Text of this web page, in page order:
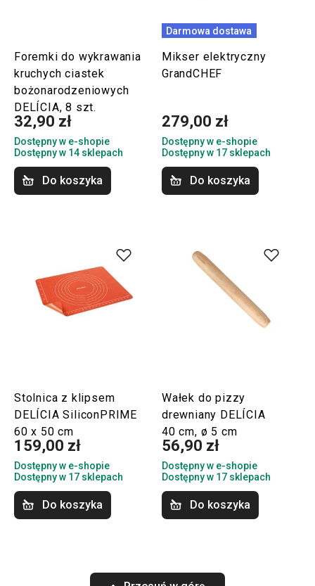
Foremki do wykrawania
kruchych ciastek
bożonarodzeniowych
DELÍCIA, 8 szt.
32,90 zł
Dostępny w e-shopie
Dostępny w 14 sklepach
Do koszyka
Darmowa dostawa
Mikser elektryczny
GrandCHEF
279,00 zł
Dostępny w e-shopie
Dostępny w 17 sklepach
Do koszyka
Stolnica z klipsem
DELÍCIA SiliconPRIME
60 x 50 cm
159,00 zł
Dostępny w e-shopie
Dostępny w 17 sklepach
Do koszyka
Wałek do pizzy
drewniany DELÍCIA
40 cm, ø 5 cm
56,90 zł
Dostępny w e-shopie
Dostępny w 17 sklepach
Do koszyka